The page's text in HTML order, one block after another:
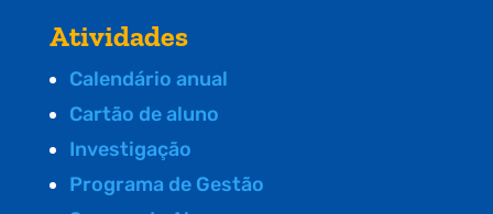
Atividades
Calendário anual
Cartão de aluno
Investigação
Programa de Gestão